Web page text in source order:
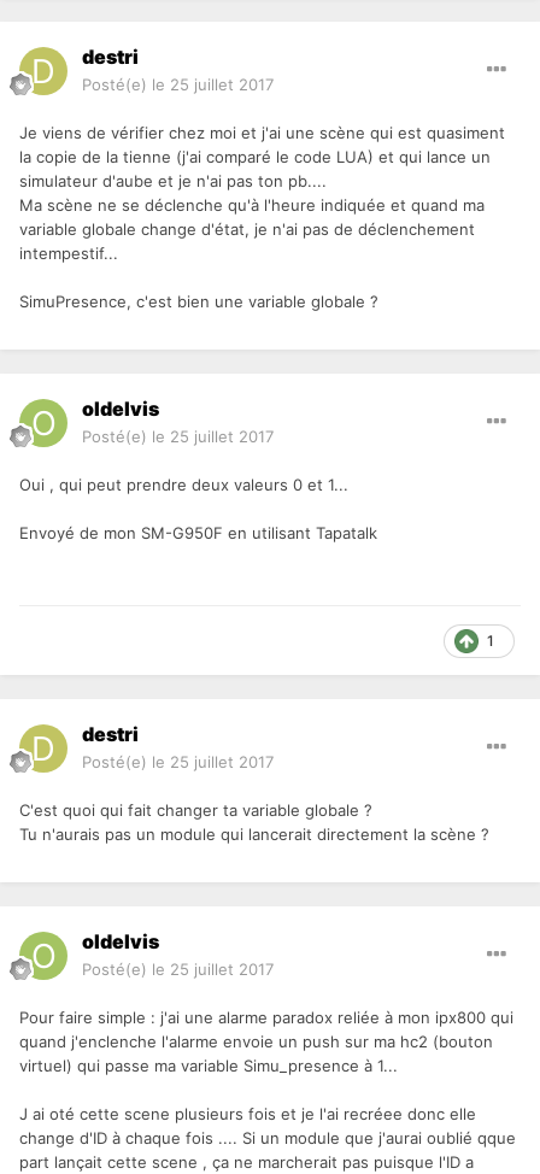
destri
Posté(e) le 25 juillet 2017
Je viens de vérifier chez moi et j'ai une scène qui est quasiment
la copie de la tienne (j'ai comparé le code LUA) et qui lance un
simulateur d'aube et je n'ai pas ton pb....
Ma scène ne se déclenche qu'à l'heure indiquée et quand ma
variable globale change d'état, je n'ai pas de déclenchement
intempestif...
SimuPresence, c'est bien une variable globale ?
oldelvis
Posté(e) le 25 juillet 2017
Oui , qui peut prendre deux valeurs 0 et 1...
Envoyé de mon SM-G950F en utilisant Tapatalk
1
destri
Posté(e) le 25 juillet 2017
C'est quoi qui fait changer ta variable globale ?
Tu n'aurais pas un module qui lancerait directement la scène ?
oldelvis
Posté(e) le 25 juillet 2017
Pour faire simple : j'ai une alarme paradox reliée à mon ipx800 qui
quand j'enclenche l'alarme envoie un push sur ma hc2 (bouton
virtuel) qui passe ma variable Simu_presence à 1...
J ai oté cette scene plusieurs fois et je l'ai recréee donc elle
change d'ID à chaque fois .... Si un module que j'aurai oublié qque
part lançait cette scene , ça ne marcherait pas puisque l'ID a